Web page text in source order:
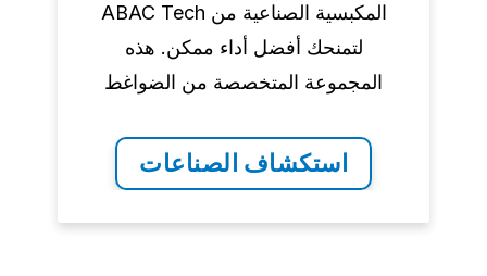
المكبسية الصناعية من ABAC Tech
لتمنحك أفضل أداء ممكن. هذه
المجموعة المتخصصة من الضواغط
استكشاف الصناعات